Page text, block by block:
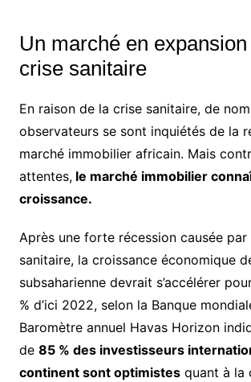
Un marché en
crise sanitaire
En raison de la crise sanitaire, de
observateurs se sont inquiétés de la
marché immobilier africain. Mais
attentes,le marché immobilier
croissance.
Après une forte récession causée par
sanitaire, la croissance économique
subsaharienne devrait s’accélérer
% d’ici 2022, selon la Banque
Baromètre annuel Havas Horizon
de 85 % des investisseurs
continent sont optimistesquant à la